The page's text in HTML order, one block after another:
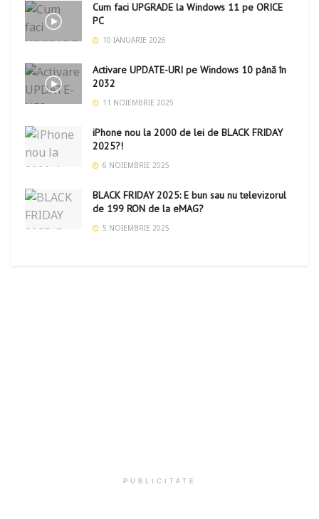
Cum faci UPGRADE la Windows 11 pe ORICE
PC
10 IANUARIE 2026
Activare UPDATE-URI pe Windows 10 până în
2032
11 NOIEMBRIE 2025
iPhone nou la 2000 de lei de BLACK FRIDAY
2025?!
6 NOIEMBRIE 2025
BLACK FRIDAY 2025: E bun sau nu televizorul
de 199 RON de la eMAG?
5 NOIEMBRIE 2025
PUBLICITATE